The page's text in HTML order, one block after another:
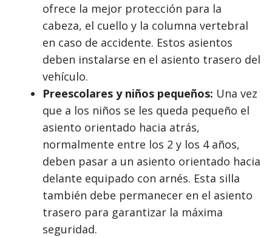
ofrece la mejor protección para la
cabeza, el cuello y la columna vertebral
en caso de accidente. Estos asientos
deben instalarse en el asiento trasero del
vehículo.
Preescolares y niños pequeños: Una vez
que a los niños se les queda pequeño el
asiento orientado hacia atrás,
normalmente entre los 2 y los 4 años,
deben pasar a un asiento orientado hacia
delante equipado con arnés. Esta silla
también debe permanecer en el asiento
trasero para garantizar la máxima
seguridad.